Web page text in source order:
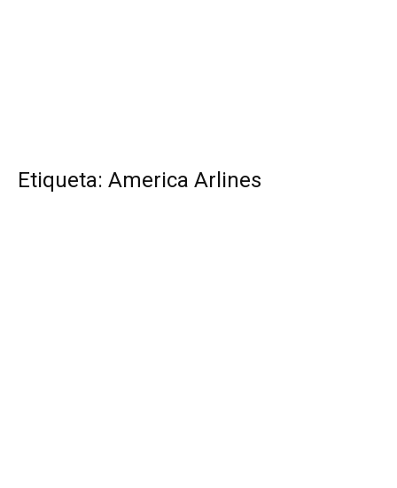
Etiqueta: America Arlines